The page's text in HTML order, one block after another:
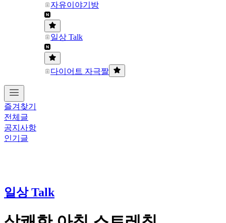
자유이야기방
일상 Talk
다이어트 자극짤
즐겨찾기
전체글
공지사항
인기글
일상 Talk